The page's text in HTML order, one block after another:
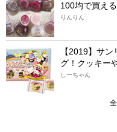
100均で買え
りんりん
【2019】サ
グ！クッキー
しーちゃん